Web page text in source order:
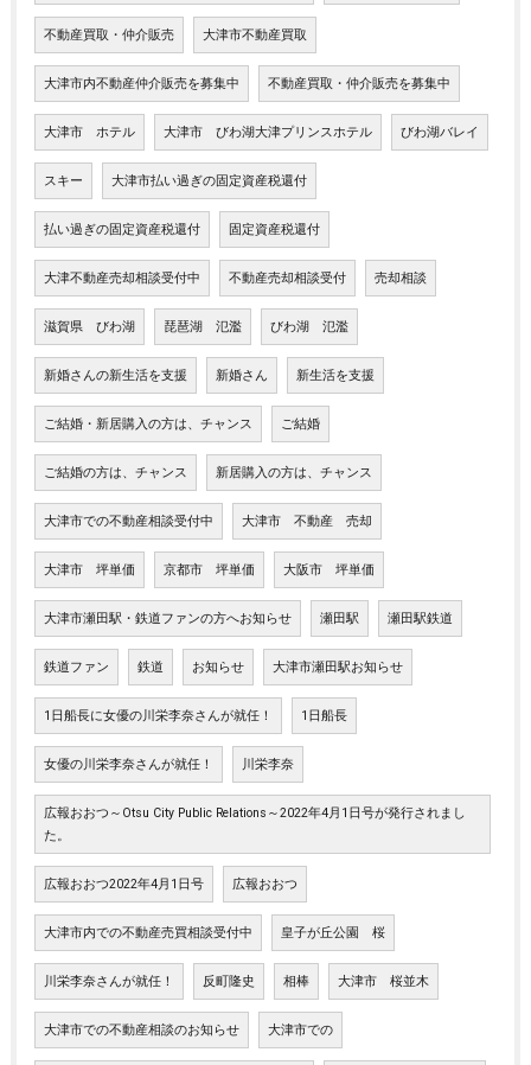
不動産買取・仲介販売 大津市不動産買取
大津市内不動産仲介販売を募集中 不動産買取・仲介販売を募集中
大津市 ホテル 大津市 びわ湖大津プリンスホテル びわ湖バレイ
スキー 大津市払い過ぎの固定資産税還付
払い過ぎの固定資産税還付 固定資産税還付
大津不動産売却相談受付中 不動産売却相談受付 売却相談
滋賀県 びわ湖 琵琶湖 氾濫 びわ湖 氾濫
新婚さんの新生活を支援 新婚さん 新生活を支援
ご結婚・新居購入の方は、チャンス ご結婚
ご結婚の方は、チャンス 新居購入の方は、チャンス
大津市での不動産相談受付中 大津市 不動産 売却
大津市 坪単価 京都市 坪単価 大阪市 坪単価
大津市瀬田駅・鉄道ファンの方へお知らせ 瀬田駅 瀬田駅鉄道
鉄道ファン 鉄道 お知らせ 大津市瀬田駅お知らせ
1日船長に女優の川栄李奈さんが就任！ 1日船長
女優の川栄李奈さんが就任！ 川栄李奈
広報おおつ～Otsu City Public Relations～2022年4月1日号が発行されまし
た。
広報おおつ2022年4月1日号 広報おおつ
大津市内での不動産売買相談受付中 皇子が丘公園 桜
川栄李奈さんが就任！ 反町隆史 相棒 大津市 桜並木
大津市での不動産相談のお知らせ 大津市での